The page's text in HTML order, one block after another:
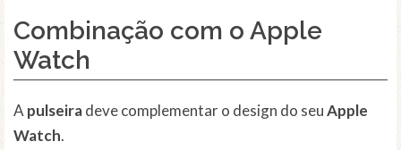
Combinação com o Apple
Watch
A pulseiradeve complementar o design do seuApple
Watch.